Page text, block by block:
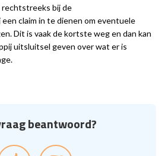
rechtstreeks bij de
claim in te dienen om eventuele
Dit is vaak de kortste weg en dan kan
uitsluitsel geven over wat er is
beantwoord?